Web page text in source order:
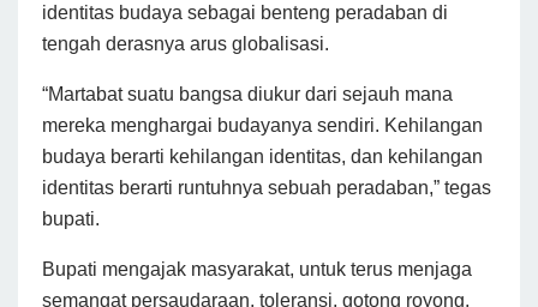
identitas budaya sebagai benteng peradaban di
tengah derasnya arus globalisasi.
“Martabat suatu bangsa diukur dari sejauh mana
mereka menghargai budayanya sendiri. Kehilangan
budaya berarti kehilangan identitas, dan kehilangan
identitas berarti runtuhnya sebuah peradaban,” tegas
bupati.
Bupati mengajak masyarakat, untuk terus menjaga
semangat persaudaraan, toleransi, gotong royong,